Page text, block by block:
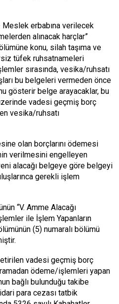
Meslek erbabına verilecek
alınacak harçlar”
konu, silah taşıma ve
tüfek ruhsatnameleri
sırasında, vesika/ruhsatı
bu belgeleri vermeden önce
gösterir belge arayacaklar, bu
vadesi geçmiş borç
vesika/ruhsatı
olan borçlarını ödemesi
verilmesini engelleyen
alacağı belgeye göre belgeyi
gerekli işlem
“V. Amme Alacağı
ile İşlem Yapanların
(5) numaralı bölümü
vadesi geçmiş borç
ödeme/işlemleri yapan
bağlı bulunduğu takibe
para cezası tatbik